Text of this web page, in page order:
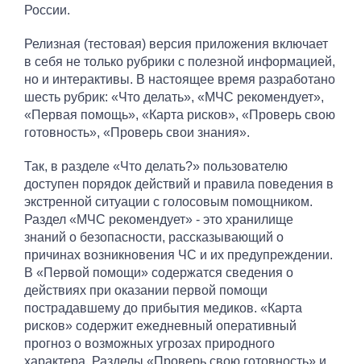
России.
Релизная (тестовая) версия приложения включает
в себя не только рубрики с полезной информацией,
но и интерактивы. В настоящее время разработано
шесть рубрик: «Что делать», «МЧС рекомендует»,
«Первая помощь», «Карта рисков», «Проверь свою
готовность», «Проверь свои знания».
Так, в разделе «Что делать?» пользователю
доступен порядок действий и правила поведения в
экстренной ситуации с голосовым помощником.
Раздел «МЧС рекомендует» - это хранилище
знаний о безопасности, рассказывающий о
причинах возникновения ЧС и их предупреждении.
В «Первой помощи» содержатся сведения о
действиях при оказании первой помощи
пострадавшему до прибытия медиков. «Карта
рисков» содержит ежедневный оперативный
прогноз о возможных угрозах природного
характера. Разделы «Проверь свою готовность» и